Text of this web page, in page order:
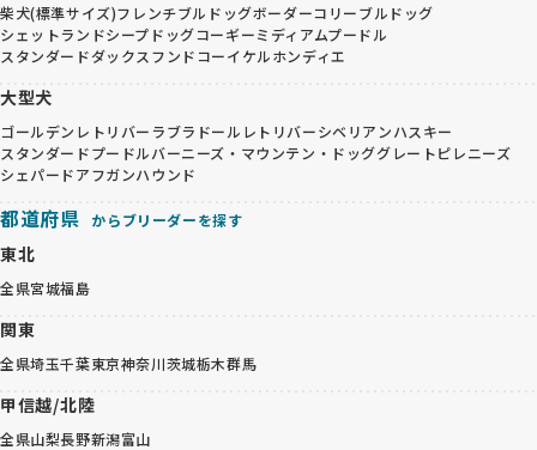
柴犬(標準サイズ)フレンチブルドッグボーダーコリーブルドッグ
シェットランドシープドッグコーギーミディアムプードル
スタンダードダックスフンドコーイケルホンディエ
大型犬
ゴールデンレトリバー ラブラドールレトリバーシベリアンハスキー
スタンダードプードルバーニーズ・マウンテン・ドッググレートピレニーズ
シェパードアフガンハウンド
都道府県 からブリーダーを探す
東北
全県宮城福島
関東
全県埼玉千葉東京神奈川茨城栃木群馬
甲信越/北陸
全県山梨長野新潟富山